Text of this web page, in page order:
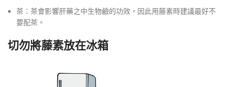
茶：茶會影響肝藥之中生物鹼的功效，因此用藤素時建議最好不
要配茶。
切勿將藤素放在冰箱